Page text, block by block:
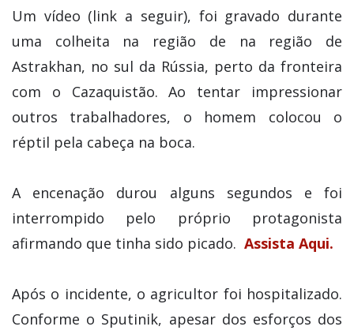
Um vídeo (link a seguir), foi gravado durante
uma colheita na região de na região de
Astrakhan, no sul da Rússia, perto da fronteira
com o Cazaquistão. Ao tentar impressionar
outros trabalhadores, o homem colocou o
réptil pela cabeça na boca.
A encenação durou alguns segundos e foi
interrompido pelo próprio protagonista
afirmando que tinha sido picado. Assista Aqui.
Após o incidente, o agricultor foi hospitalizado.
Conforme o Sputinik, apesar dos esforços dos